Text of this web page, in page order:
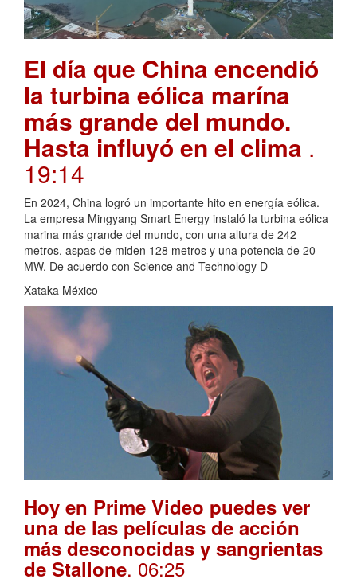
El día que China encendió
la turbina eólica marína
más grande del mundo.
Hasta influyó en el clima .
19:14
En 2024, China logró un importante hito en energía eólica.
La empresa Mingyang Smart Energy instaló la turbina eólica
marina más grande del mundo, con una altura de 242
metros, aspas de miden 128 metros y una potencia de 20
MW. De acuerdo con Science and Technology D
Xataka México
Hoy en Prime Video puedes ver
una de las películas de acción
más desconocidas y sangrientas
de Stallone. 06:25